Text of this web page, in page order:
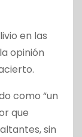
en las
opinión
como “un
que
sin